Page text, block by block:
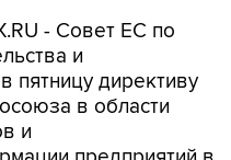
- Совет ЕС по
и
пятницу директиву
в области
и